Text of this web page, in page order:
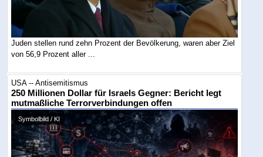
Juden stellen rund zehn Prozent der Bevölkerung, waren aber Ziel
von 56,9 Prozent aller ...
USA -- Antisemitismus
250 Millionen Dollar für Israels Gegner: Bericht legt
mutmaßliche Terrorverbindungen offen
Symbolbild / KI